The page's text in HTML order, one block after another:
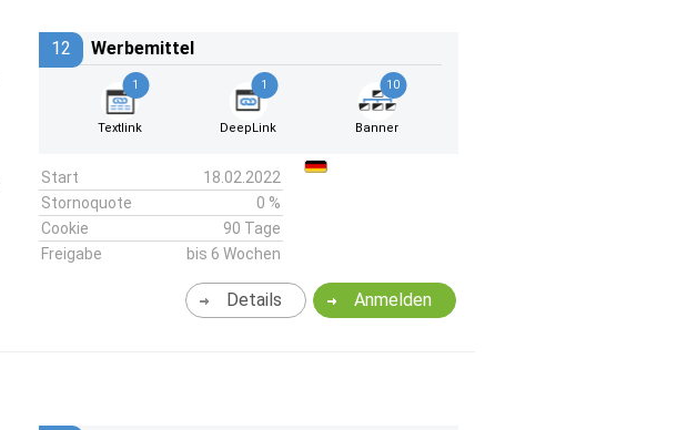
12 Werbemittel
1
Textlink
1
DeepLink
10
Banner
Start
18.02.2022
Stornoquote
0 %
Cookie
90 Tage
Freigabe
bis 6 Wochen
Anmelden
Details